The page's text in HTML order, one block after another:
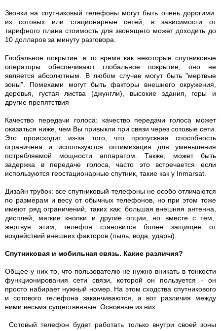
Звонки на спутниковый телефоны могут быть очень дорогими
из сотовых или стационарные сетей, в зависимости от
тарифного плана стоимость для звонящего может доходить до
10 долларов за минуту разговора.
Глобальное покрытие: в то время как некоторые спутниковые
операторы обеспечивают глобальное покрытие, оно не
является абсолютным. В любом случае могут быть "мертвые
зоны". Помехами могут быть факторы внешнего окружения,
деревья, густая листва (джунгли), высокие здания, горы и
другие препятствия
Качество передачи голоса: качество передачи голоса может
оказаться ниже, чем Вы привыкли при связи через сотовые сети.
Это происходит из-за того, что пропускная способность
ограничена и используются оптимизация для уменьшения
потребляемой мощности аппаратом. Также, может быть
задержка в передаче голоса, часто это встречается если
используются геостационарные спутник, такие как у Inmarsat.
Дизайн трубок: все спутниковый телефоны не особо отличаются
по размерам и весу от обычных телефонов, но при этом тоже
имеют ряд ограничений, таких как: большая внешняя антенна,
дисплей, мягкие кнопки и другие опции, но вместе с тем,
жертвуя этим, телефон становится более защищен от
воздействий внешних факторов (пыль, вода, удары).
Спутниковая и мобильная связь. Какие различия?
Общее у них то, что пользователю не нужно вникать в тонкости
функционирования сети связи, которой он пользуется - он
просто набирает нужный номер. На этом сходства спутникового
и сотового телефона заканчиваются, а вот различия между
ними весьма существенные. Основные из них:
Сотовый телефон будет работать только внутри своей зоны